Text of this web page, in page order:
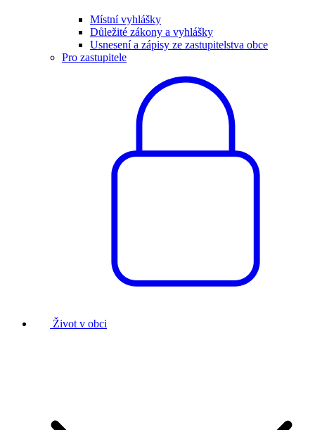
Místní vyhlášky
Důležité zákony a vyhlášky
Usnesení a zápisy ze zastupitelstva obce
Pro zastupitele
Život v obci